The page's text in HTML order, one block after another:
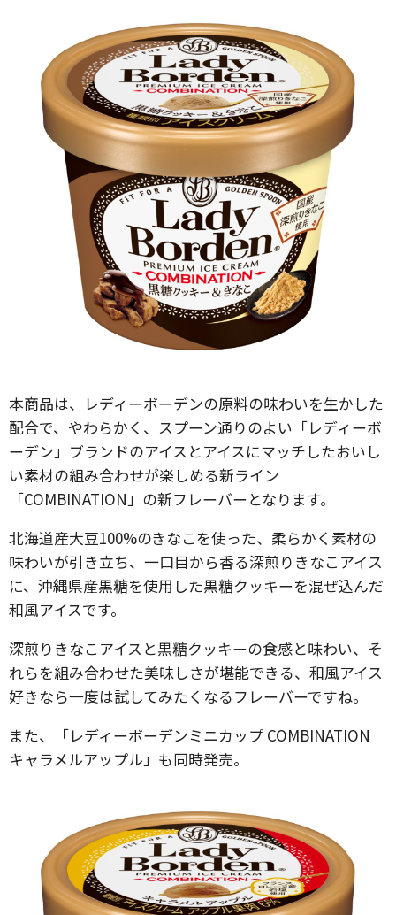
本商品は、レディーボーデンの原料の味わいを生かした
配合で、やわらかく、スプーン通りのよい「レディーボ
ーデン」ブランドのアイスとアイスにマッチしたおいし
い素材の組み合わせが楽しめる新ライン
「COMBINATION」の新フレーバーとなります。
北海道産大豆100%のきなこを使った、柔らかく素材の
味わいが引き立ち、一口目から香る深煎りきなこアイス
に、沖縄県産黒糖を使用した黒糖クッキーを混ぜ込んだ
和風アイスです。
深煎りきなこアイスと黒糖クッキーの食感と味わい、そ
れらを組み合わせた美味しさが堪能できる、和風アイス
好きなら一度は試してみたくなるフレーバーですね。
また、「レディーボーデンミニカップ COMBINATION
キャラメルアップル」も同時発売。